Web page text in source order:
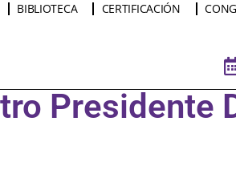
BIBLIOTECA CERTIFICACIÓN
Presidente